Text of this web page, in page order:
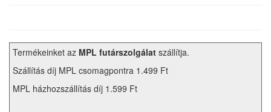
Termékeinket az MPL futárszolgálat szállítja.
Szállítás díj MPL csomagpontra 1.499 Ft
MPL házhozszállítás díj 1.599 Ft